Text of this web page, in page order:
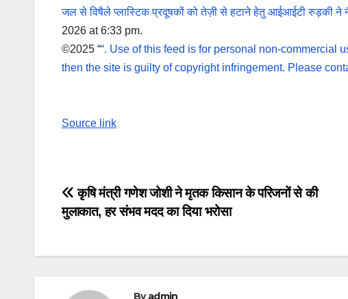
जल से विषैले प्लास्टिक प्रदूषकों को तेज़ी से हटाने हेतु आईआईटी रुड़की ने
2026 at 6:33 pm.
©2025 ““. Use of this feed is for personal non-commercial
then the site is guilty of copyright infringement. Please
Source link
Post
navigation
कृषि मंत्री गणेश जोशी ने मृतक किसान के परिजनों से की
मुलाकात, हर संभव मदद का दिया भरोसा
Byadmin